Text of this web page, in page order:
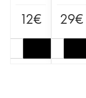
12€ 29€